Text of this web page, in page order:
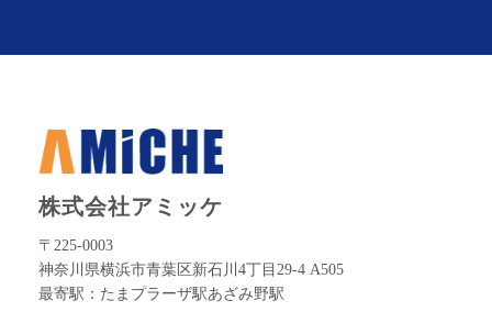
株式会社アミッケ
〒225-0003
神奈川県横浜市青葉区新石川4丁目29-4 A505
最寄駅：たまプラーザ駅あざみ野駅